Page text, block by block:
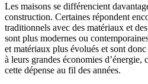
Les maisons se différencient
construction. Certaines répondent
traditionnels avec des matériaux et
sont plus modernes ou
et matériaux plus évolués et sont
à leurs grandes économies d’énergie,
cette dépense au fil des années.